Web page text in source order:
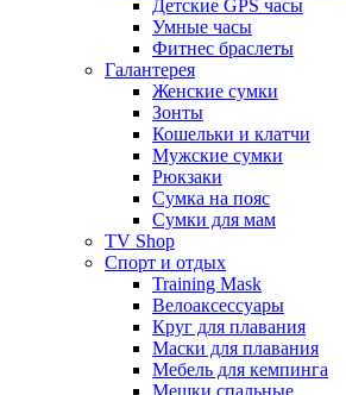
Детские GPS часы
Умные часы
Фитнес браслеты
Галантерея
Женские сумки
Зонты
Кошельки и клатчи
Мужские сумки
Рюкзаки
Сумка на пояс
Сумки для мам
TV Shop
Спорт и отдых
Training Mask
Велоаксессуары
Круг для плавания
Маски для плавания
Мебель для кемпинга
Мешки спальные